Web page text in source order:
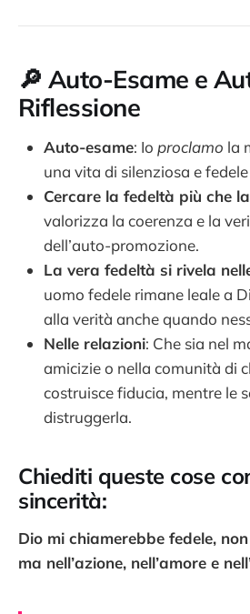
🔎 Auto-Esame e
Riflessione
Auto-esame: Io proclamo la
una vita di silenziosa e
Cercare la fedeltà più che
valorizza la coerenza e la
dell’auto-promozione.
La vera fedeltà si rivela
uomo fedele rimane leale a
alla verità anche quando
Nelle relazioni: Che sia nel
amicizie o nella comunità di
costruisce fiducia, mentre le
distruggerla.
Chiediti queste cose
sincerità:
Dio mi chiamerebbe fedele,
ma nell’azione, nell’amore e